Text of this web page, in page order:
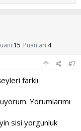
15 Puanları 4
#7
farklı
Yorumlarımı
sisi yorgunluk